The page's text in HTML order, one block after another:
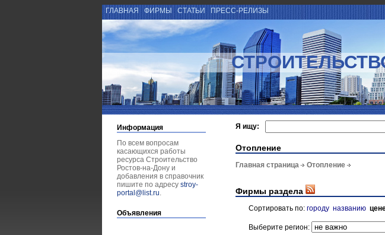
ГЛАВНАЯ ФИРМЫ СТАТЬИ ПРЕСС-РЕЛИЗЫ
Информация
По всем вопросам
касающихся работы
ресурса Строительство
Ростов-на-Дону и
добавления в справочник
пишите по адресу stroy-
portal@list.ru.
Объявления
Я ищу:
Отопление
Главная страница Отопление
Фирмы раздела
Сортировать по: городу названию
Выберите регион: